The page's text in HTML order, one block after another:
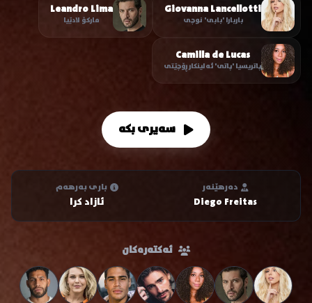
Giovanna Lancellotti
باربارا 'بابی' نوچی
Leandro Lima
مارکۆ لادێیا
Camilla de Lucas
پاتریسیا 'پاتی' ئەلینکار ڕۆچێتی
سەیری بکە
دەرهێنەر
Diego Freitas
باری بەرهەم
ئازاد کرا
ئەکتەرەکان